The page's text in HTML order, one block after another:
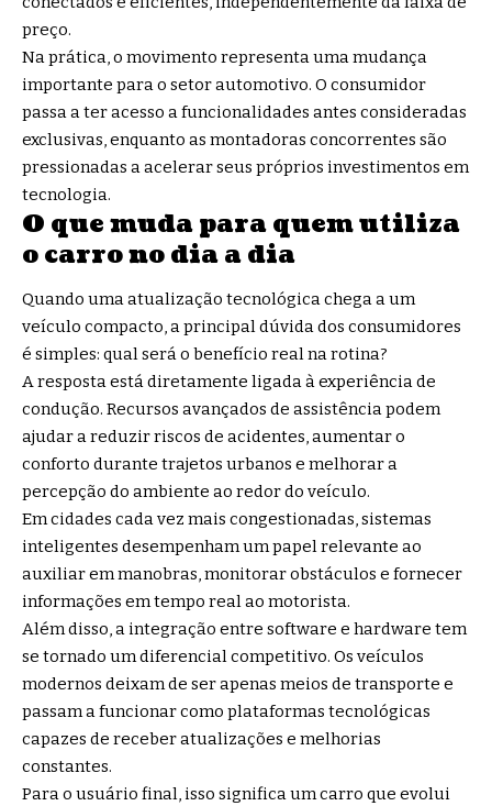
preço.
Na prática, o movimento representa uma mudança
importante para o setor automotivo. O consumidor
passa a ter acesso a funcionalidades antes consideradas
exclusivas, enquanto as montadoras concorrentes são
pressionadas a acelerar seus próprios investimentos em
tecnologia.
O que muda para quem utiliza
o carro no dia a dia
Quando uma atualização tecnológica chega a um
veículo compacto, a principal dúvida dos consumidores
é simples: qual será o benefício real na rotina?
A resposta está diretamente ligada à experiência de
condução. Recursos avançados de assistência podem
ajudar a reduzir riscos de acidentes, aumentar o
conforto durante trajetos urbanos e melhorar a
percepção do ambiente ao redor do veículo.
Em cidades cada vez mais congestionadas, sistemas
inteligentes desempenham um papel relevante ao
auxiliar em manobras, monitorar obstáculos e fornecer
informações em tempo real ao motorista.
Além disso, a integração entre software e hardware tem
se tornado um diferencial competitivo. Os veículos
modernos deixam de ser apenas meios de transporte e
passam a funcionar como plataformas tecnológicas
capazes de receber atualizações e melhorias
constantes.
Para o usuário final, isso significa um carro que evolui